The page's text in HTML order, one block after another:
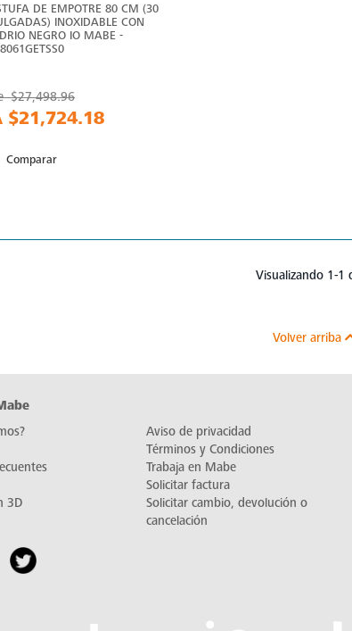
DE EMPOTRE 80 CM (30
INOXIDABLE CON
NEGRO IO MABE -
$27,498.96
$21,724.18
Comparar
Visualizando 1-1
Volver arriba
3D
Aviso de privacidad
Términos y Condiciones
Trabaja en Mabe
Solicitar factura
Solicitar cambio, devolución o
cancelación